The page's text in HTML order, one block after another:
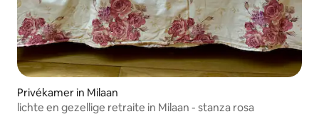
Privékamer in Milaan
lichte en gezellige retraite in Milaan - stanza rosa